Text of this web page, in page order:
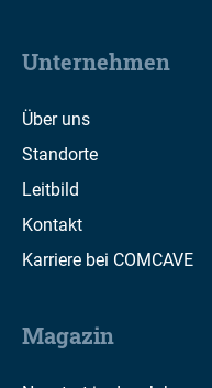
Unternehmen
Über uns
Standorte
Leitbild
Kontakt
Karriere bei COMCAVE
Magazin